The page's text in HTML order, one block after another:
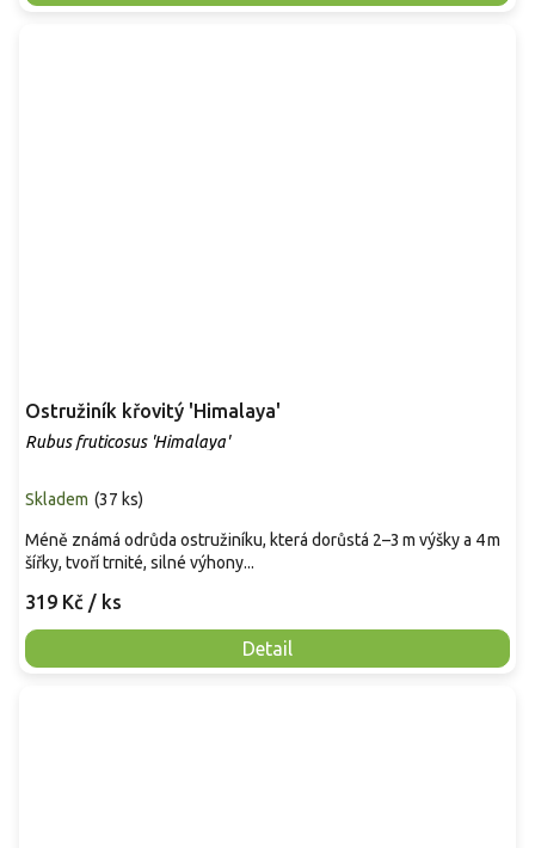
Ostružiník křovitý 'Himalaya'
Rubus fruticosus 'Himalaya'
Skladem (37 ks)
319 Kč / ks
Detail
Méně známá odrůda ostružiníku, která dorůstá 2–3 m výšky a 4 m
šířky, tvoří trnité, silné výhony...